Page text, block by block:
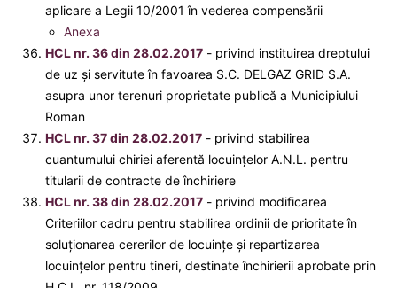
aplicare a Legii 10/2001 în vederea compensării
Anexa
HCL nr. 36 din 28.02.2017 - privind instituirea dreptului
de uz şi servitute în favoarea S.C. DELGAZ GRID S.A.
asupra unor terenuri proprietate publică a Municipiului
Roman
HCL nr. 37 din 28.02.2017 - privind stabilirea
cuantumului chiriei aferentă locuinţelor A.N.L. pentru
titularii de contracte de închiriere
HCL nr. 38 din 28.02.2017 - privind modificarea
Criteriilor cadru pentru stabilirea ordinii de prioritate în
soluționarea cererilor de locuințe și repartizarea
locuințelor pentru tineri, destinate închirierii aprobate prin